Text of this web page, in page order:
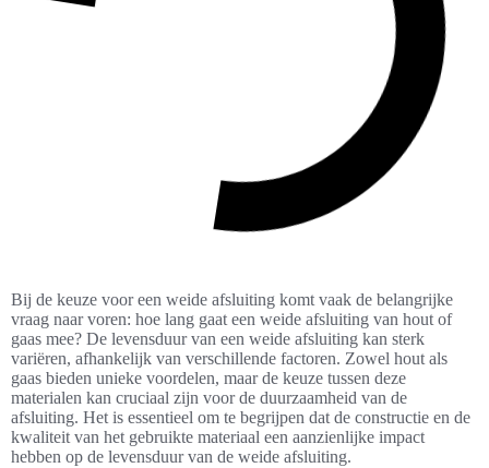
Bij de keuze voor een weide afsluiting komt vaak de belangrijke
vraag naar voren: hoe lang gaat een weide afsluiting van hout of
gaas mee? De levensduur van een weide afsluiting kan sterk
variëren, afhankelijk van verschillende factoren. Zowel hout als
gaas bieden unieke voordelen, maar de keuze tussen deze
materialen kan cruciaal zijn voor de duurzaamheid van de
afsluiting. Het is essentieel om te begrijpen dat de constructie en de
kwaliteit van het gebruikte materiaal een aanzienlijke impact
hebben op de levensduur van de weide afsluiting.